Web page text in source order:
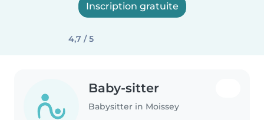
Inscription gratuite
4,7 / 5
Baby-sitter
Babysitter in Moissey